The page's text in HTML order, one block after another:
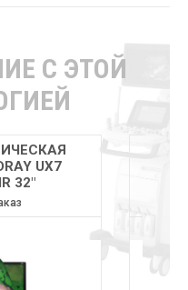
С ЭТОЙ
UX7
32″